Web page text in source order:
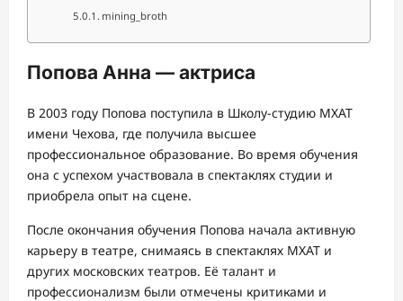
mining_broth
Попова Анна — актриса
В 2003 году Попова поступила в Школу-студию МХАТ
имени Чехова, где получила высшее
профессиональное образование. Во время обучения
она с успехом участвовала в спектаклях студии и
приобрела опыт на сцене.
После окончания обучения Попова начала активную
карьеру в театре, снимаясь в спектаклях МХАТ и
других московских театров. Её талант и
профессионализм были отмечены критиками и